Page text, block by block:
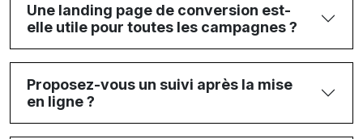
Une landing page de conversion est-
elle utile pour toutes les campagnes ?
Proposez-vous un suivi après la mise
en ligne ?